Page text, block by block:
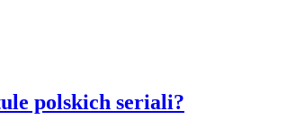
polskich seriali?